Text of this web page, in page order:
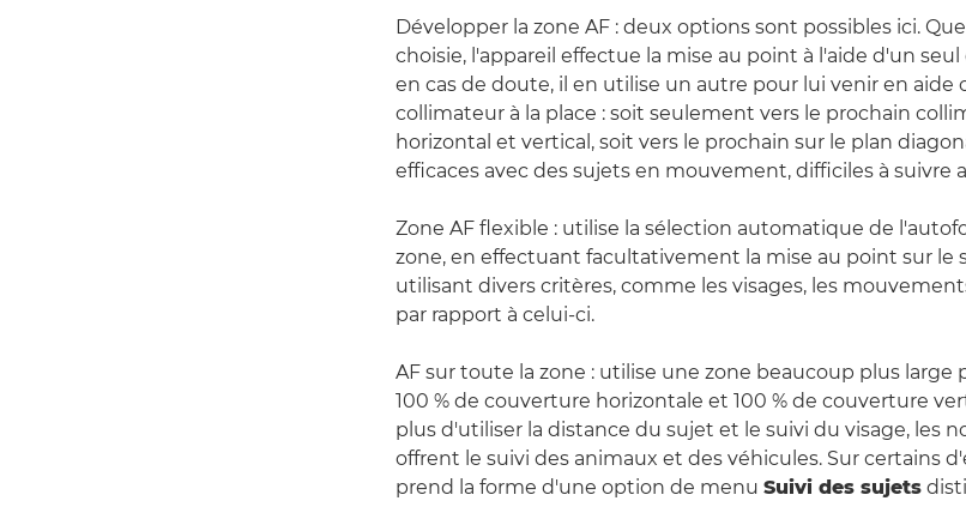
Développer la zone AF : deux options sont possibles ici.
choisie, l'appareil effectue la mise au point à l'aide d'un
en cas de doute, il en utilise un autre pour lui venir en aide
collimateur à la place : soit seulement vers le prochain
horizontal et vertical, soit vers le prochain sur le plan
efficaces avec des sujets en mouvement, difficiles à suivre
Zone AF flexible : utilise la sélection automatique de
zone, en effectuant facultativement la mise au point sur le
utilisant divers critères, comme les visages, les
par rapport à celui-ci.
AF sur toute la zone : utilise une zone beaucoup plus large
100 % de couverture horizontale et 100 % de couverture
plus d'utiliser la distance du sujet et le suivi du visage, les
offrent le suivi des animaux et des véhicules. Sur certains
prend la forme d'une option de menu Suivi des sujets